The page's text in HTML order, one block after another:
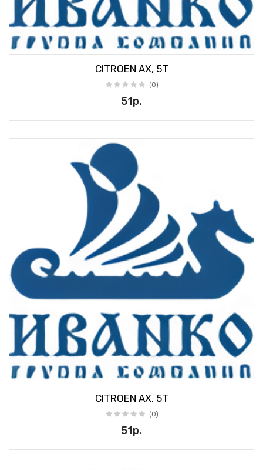
CITROEN AX, 5T
(0)
51р.
CITROEN AX, 5T
(0)
51р.